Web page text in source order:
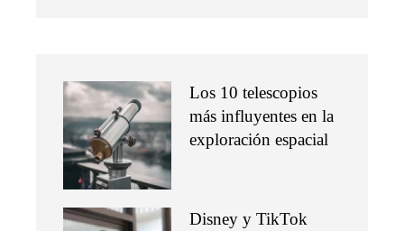
Los 10 telescopios
más influyentes en la
exploración espacial
Disney y TikTok